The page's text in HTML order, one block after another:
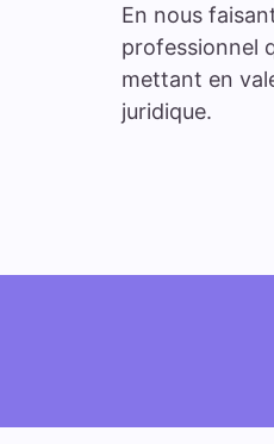
En nous
professionnel
mettant en
juridique.